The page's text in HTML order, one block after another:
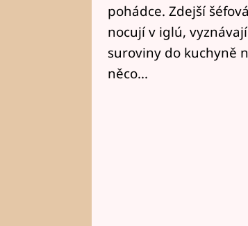
pohádce. Zdejší
nocují v iglú,
suroviny do kuchyně
něco...